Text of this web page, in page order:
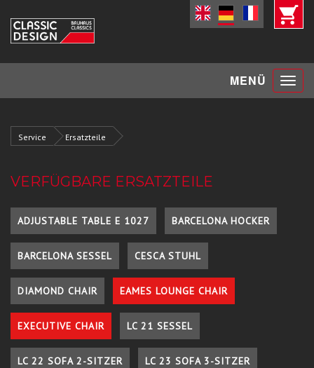
MENÜ Toggle
Service Ersatzteile
VERFÜGBARE ERSATZTEILE
ADJUSTABLE TABLE E 1027 BARCELONA HOCKER
BARCELONA SESSEL CESCA STUHL
DIAMOND CHAIR EAMES LOUNGE CHAIR
EXECUTIVE CHAIR LC 21 SESSEL
LC 22 SOFA 2-SITZER LC 23 SOFA 3-SITZER